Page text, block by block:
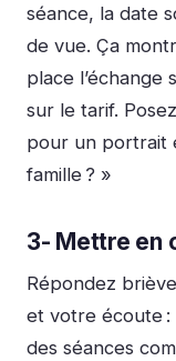
séance, la date
de vue. Ça
place
sur le tarif.
pour un portrait
famille ? »
3- Mettre en
Répondez
et votre écoute :
des séances